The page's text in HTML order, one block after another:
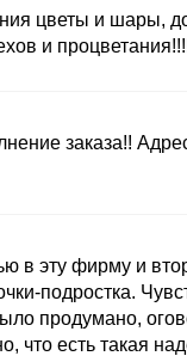
цветы и шары,
и
заказа!!
в эту фирму и
подростка.
продумано,
что есть такая